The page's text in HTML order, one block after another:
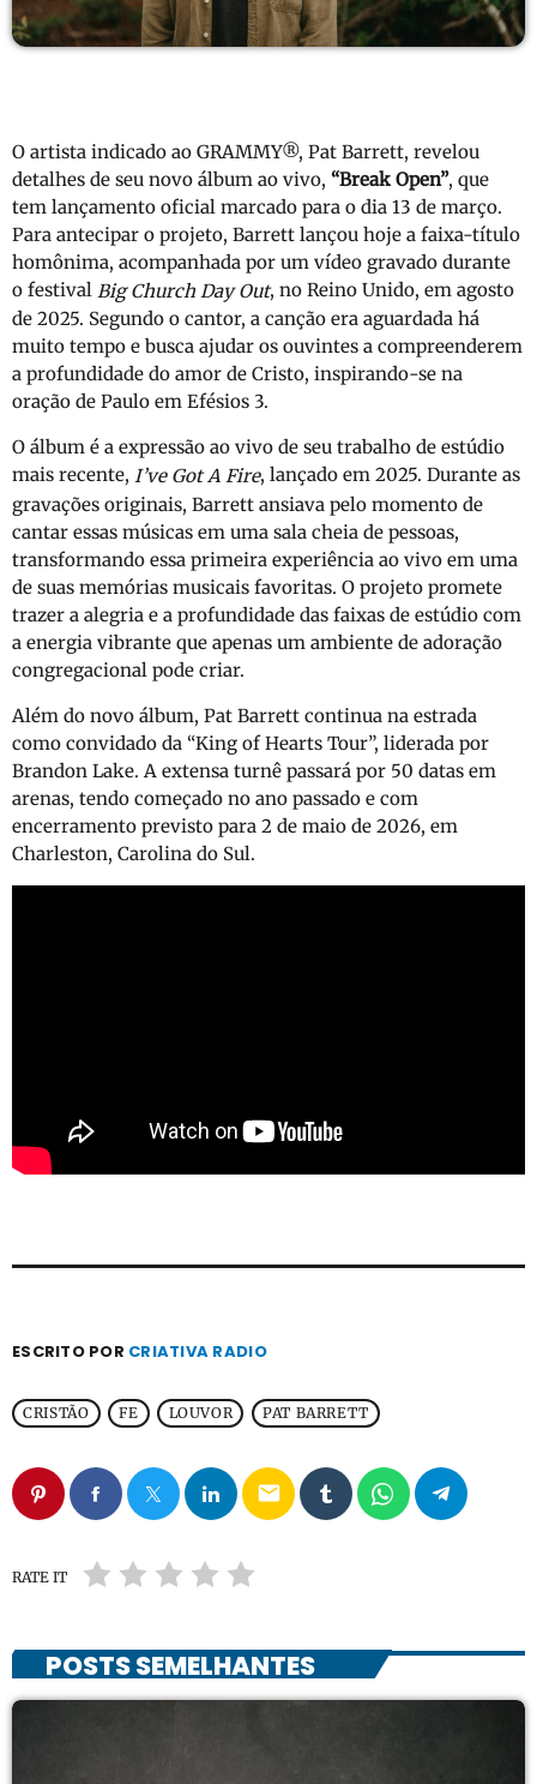
O artista indicado ao GRAMMY®, Pat Barrett, revelou
detalhes de seu novo álbum ao vivo, “Break Open”, que
tem lançamento oficial marcado para o dia 13 de março.
Para antecipar o projeto, Barrett lançou hoje a faixa-título
homônima, acompanhada por um vídeo gravado durante
o festival Big Church Day Out, no Reino Unido, em agosto
de 2025. Segundo o cantor, a canção era aguardada há
muito tempo e busca ajudar os ouvintes a compreenderem
a profundidade do amor de Cristo, inspirando-se na
oração de Paulo em Efésios 3.
O álbum é a expressão ao vivo de seu trabalho de estúdio
mais recente, I’ve Got A Fire, lançado em 2025. Durante as
gravações originais, Barrett ansiava pelo momento de
cantar essas músicas em uma sala cheia de pessoas,
transformando essa primeira experiência ao vivo em uma
de suas memórias musicais favoritas. O projeto promete
trazer a alegria e a profundidade das faixas de estúdio com
a energia vibrante que apenas um ambiente de adoração
congregacional pode criar.
Além do novo álbum, Pat Barrett continua na estrada
como convidado da “King of Hearts Tour”, liderada por
Brandon Lake. A extensa turnê passará por 50 datas em
arenas, tendo começado no ano passado e com
encerramento previsto para 2 de maio de 2026, em
Charleston, Carolina do Sul.
ESCRITO POR CRIATIVA RADIO
CRISTÃO FE LOUVOR PAT BARRETT
email
RATE IT
POSTS SEMELHANTES